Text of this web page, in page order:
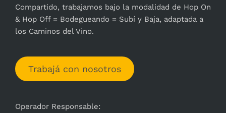
Compartido, trabajamos bajo la modalidad de Hop On
& Hop Off = Bodegueando = Subí y Baja, adaptada a
los Caminos del Vino.
Trabajá con nosotros
Operador Responsable: